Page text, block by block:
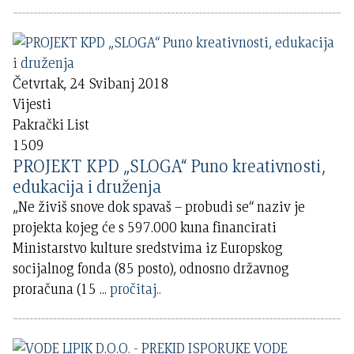
Četvrtak, 24 Svibanj 2018
Vijesti
Pakrački List
1509
PROJEKT KPD „SLOGA“ Puno kreativnosti,
edukacija i druženja
„Ne živiš snove dok spavaš – probudi se“ naziv je
projekta kojeg će s 597.000 kuna financirati
Ministarstvo kulture sredstvima iz Europskog
socijalnog fonda (85 posto), odnosno državnog
proračuna (15... pročitaj..